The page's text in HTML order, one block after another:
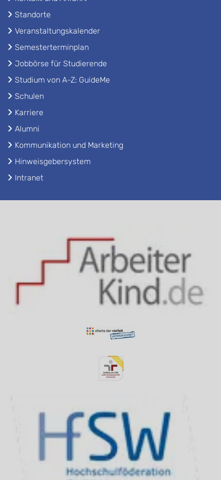
Standorte
Veranstaltungskalender
Semesterterminplan
Jobbörse für Studierende
Studium von A-Z: GuideMe
Schulen
Karriere
Alumni
Kommunikation und Marketing
Hinweisgebersystem
Intranet